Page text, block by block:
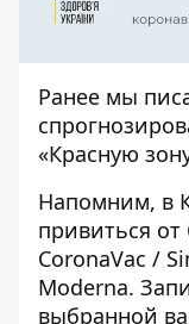
Ранее мы
«Красную
Напомним, в
привиться от
CoronaVac /
Moderna.
выбранной